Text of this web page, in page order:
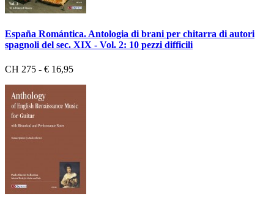
España Romántica. Antologia di brani per chitarra di autori
spagnoli del sec. XIX - Vol. 2: 10 pezzi difficili
CH 275 - € 16,95